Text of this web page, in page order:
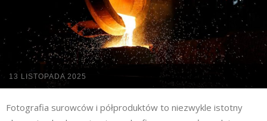
13 LISTOPADA 2025
Fotografia surowców i półproduktów to niezwykle istotny